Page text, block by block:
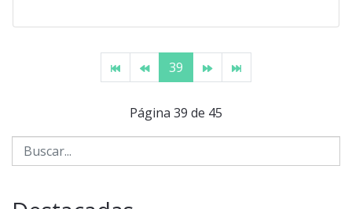
39
Página 39 de 45